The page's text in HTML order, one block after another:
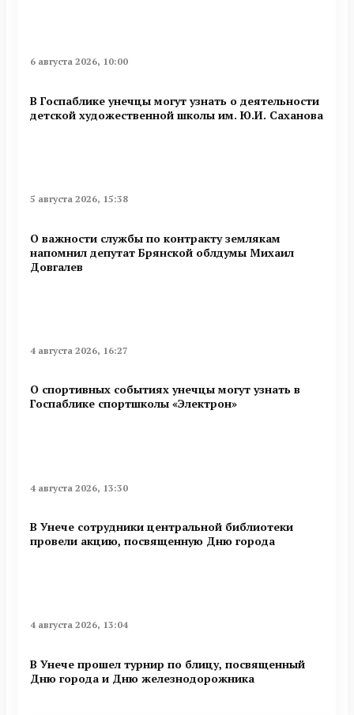
6 августа 2026, 10:00
В Госпаблике унечцы могут узнать о деятельности
детской художественной школы им. Ю.И. Саханова
5 августа 2026, 15:38
О важности службы по контракту землякам
напомнил депутат Брянской облдумы Михаил
Довгалев
4 августа 2026, 16:27
О спортивных событиях унечцы могут узнать в
Госпаблике спортшколы «Электрон»
4 августа 2026, 13:30
В Унече сотрудники центральной библиотеки
провели акцию, посвященную Дню города
4 августа 2026, 13:04
В Унече прошел турнир по блицу, посвященный
Дню города и Дню железнодорожника